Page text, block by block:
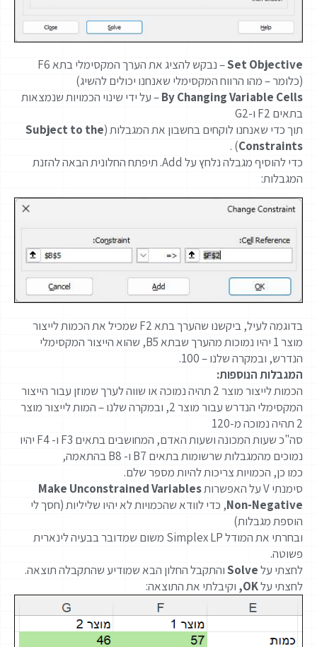
Set Objective
– נבקש להציג את הערך המקסימלי בתא F6
(כלומר – מהו הרווח המקסימלי שאנחנו יכולים להשיג)
By Changing Variable Cells– על ידי שינוי הכמויות שנמצאות
בתאים F2 ו-G2
תוך כדי שאנחנו לוקחים בחשבון את המגבלות (Subject to the
Constraints
) .
כדי להוסיף מגבלה נלחץ על Add. תיפתח החלונית הבאה להזנת
המגבלות:
בדוגמה לעיל, ביקשנו שהערך בתא F2 שמכיל את הכמות לייצור
מוצר 1 יהיו נמוכות מהערך שבתא B5, שהוא הייצור המקסימלי
הנדרש, ובמקרה שלנו – 100.
המגבלות הנוספות:
הכמות לייצור מוצר 2 תהיה נמוכה או שווה לערך שמוזן עבור הייצור
המקסימלי הנדרש עבור מוצר 2, ובמקרה שלנו – המות לייצור מוצר
2 תהיה נמוכה מ-120
סה"כ שעות המכונה ושעות האדם, המחושבים בתאים F3 ו- F4 יהיו
נמוכים מהמגבלות שרשומות בתאים B7 ו- B8 בהתאמה,
כמו כן, הכמויות צריכות להיות מספר שלם.
סימנתי V על האפשרות
Make Unconstrained Variables
Non-Negative, כדי לוודא שהכמויות לא יהיו שליליות (חסך לי
הוספת מגבלות)
ובחרתי את המודל Simplex LP משום שמדובר בבעיה לינארית
פשוטה.
לחצתי עלSolveוהתקבל החלון הבא שמודיע שהתקבלה תוצאה.
לחצתי עלOK, וקיבלתי את התוצאה: